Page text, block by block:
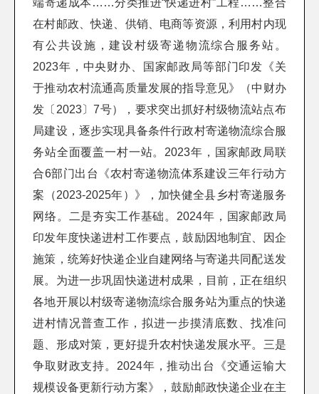
在村邮政、快递、供销、电商等资源，利用村内现
有公共设施，建设村级寄递物流综合服务站。
2023年，中央财办、国家邮政局等部门印发《关
于推动农村流通高质量发展的指导意见》（中财办
发〔2023〕7号），要求突出抓好村级物流站点布
局建设，逐步实现具备条件行政村寄递物流综合服
务站全面覆盖一村一站。2023年，国家邮政局联
合6部门出台《农村寄递物流体系建设三年行动方
案（2023-2025年）》，加快健全县乡村寄递服务
网络。二是夯实工作基础。2024年，国家邮政局
印发年度快递进村工作要点，鼓励因地制宜、因企
施策，统筹好快递企业自建网络与寄递共同配送发
展。为进一步巩固快递进村成果，目前，正在组织
各地开展以村级寄递物流综合服务站为重点的快递
进村情况普查工作，拟进一步摸清底数、找准问
题、形成对策，更好提升农村快递发展水平。三是
争取财政支持。2024年，推动出台《交通运输大
规模设备更新行动方案》，鼓励邮政快递企业在主